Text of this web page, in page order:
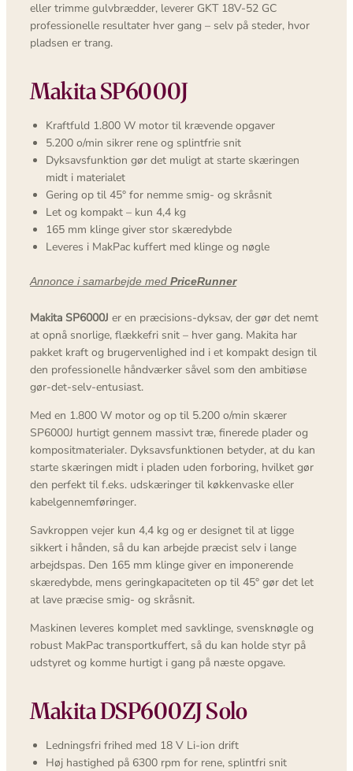
eller trimme gulvbrædder, leverer GKT 18V-52 GC
professionelle resultater hver gang – selv på steder, hvor
pladsen er trang.
Makita SP6000J
Kraftfuld 1.800 W motor til krævende opgaver
5.200 o/min sikrer rene og splintfrie snit
Dyksavsfunktion gør det muligt at starte skæringen
midt i materialet
Gering op til 45° for nemme smig- og skråsnit
Let og kompakt – kun 4,4 kg
165 mm klinge giver stor skæredybde
Leveres i MakPac kuffert med klinge og nøgle
Annonce i samarbejde med PriceRunner
Makita SP6000J er en præcisions-dyksav, der gør det nemt
at opnå snorlige, flækkefri snit – hver gang. Makita har
pakket kraft og brugervenlighed ind i et kompakt design til
den professionelle håndværker såvel som den ambitiøse
gør-det-selv-entusiast.
Med en 1.800 W motor og op til 5.200 o/min skærer
SP6000J hurtigt gennem massivt træ, finerede plader og
kompositmaterialer. Dyksavsfunktionen betyder, at du kan
starte skæringen midt i pladen uden forboring, hvilket gør
den perfekt til f.eks. udskæringer til køkkenvaske eller
kabelgennemføringer.
Savkroppen vejer kun 4,4 kg og er designet til at ligge
sikkert i hånden, så du kan arbejde præcist selv i lange
arbejdspas. Den 165 mm klinge giver en imponerende
skæredybde, mens geringkapaciteten op til 45° gør det let
at lave præcise smig- og skråsnit.
Maskinen leveres komplet med savklinge, svensknøgle og
robust MakPac transportkuffert, så du kan holde styr på
udstyret og komme hurtigt i gang på næste opgave.
Makita DSP600ZJ Solo
Ledningsfri frihed med 18 V Li-ion drift
Høj hastighed på 6300 rpm for rene, splintfri snit